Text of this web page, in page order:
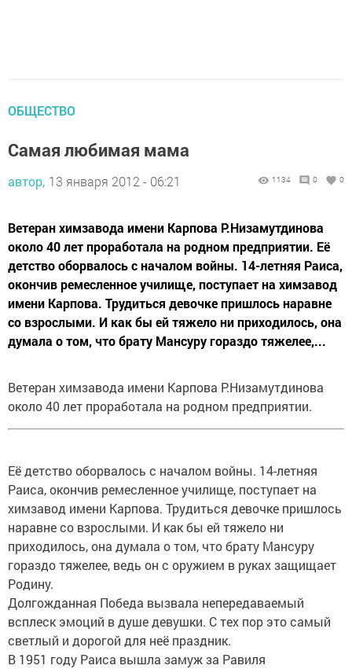
ОБЩЕСТВО
Самая любимая мама
автор, 13 января 2012 - 06:21 1134 0 0
Ветеран химзавода имени Карпова Р.Низамутдинова
около 40 лет проработала на родном предприятии. Её
детство оборвалось с началом войны. 14-летняя Раиса,
окончив ремесленное училище, поступает на химзавод
имени Карпова. Трудиться девочке пришлось наравне
со взрослыми. И как бы ей тяжело ни приходилось, она
думала о том, что брату Мансуру гораздо тяжелее,...
Ветеран химзавода имени Карпова Р.Низамутдинова
около 40 лет проработала на родном предприятии.
Её детство оборвалось с началом войны. 14-летняя
Раиса, окончив ремесленное училище, поступает на
химзавод имени Карпова. Трудиться девочке пришлось
наравне со взрослыми. И как бы ей тяжело ни
приходилось, она думала о том, что брату Мансуру
гораздо тяжелее, ведь он с оружием в руках защищает
Родину.
Долгожданная Победа вызвала непередаваемый
всплеск эмоций в душе девушки. С тех пор это самый
светлый и дорогой для неё праздник.
В 1951 году Раиса вышла замуж за Равиля